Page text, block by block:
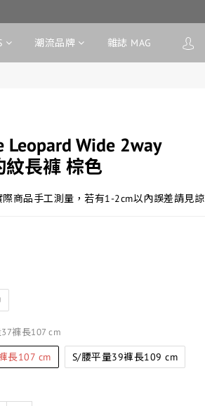
潮流品牌 雜誌 MAG
Leopard Wide 2way
紋長褲 棕色
商品手工測量，若有1-2cm以內誤差請見諒
褲長107 cm
長107 cm S/腰平量39褲長109 cm